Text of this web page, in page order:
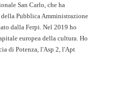
San Carlo, che ha
Pubblica Amministrazione
dalla Ferpi. Nel 2019 ho
europea della cultura. Ho
di Potenza, l'Asp 2, l'Apt